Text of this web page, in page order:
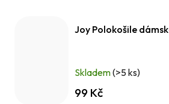
Joy Polokošile
Skladem(>5 ks)
99 Kč